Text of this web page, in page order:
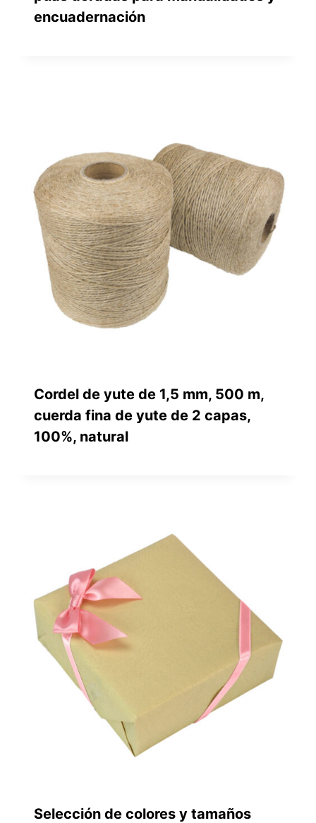
encuadernación
Cordel de yute de 1,5 mm, 500 m,
cuerda fina de yute de 2 capas,
100%, natural
Selección de colores y tamaños